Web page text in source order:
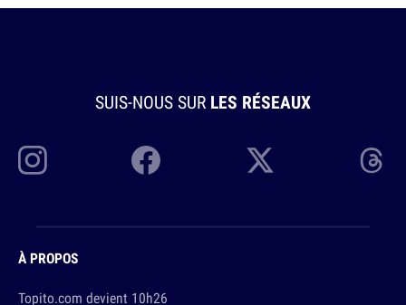
SUIS-NOUS SUR LES RÉSEAUX
À PROPOS
Topito.com devient 10h26